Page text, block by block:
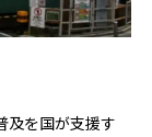
及を国が支援す